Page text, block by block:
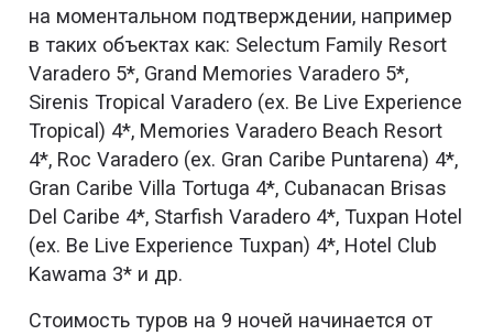
на моментальном подтверждении, например
в таких объектах как: Selectum Family Resort
Varadero 5*, Grand Memories Varadero 5*,
Sirenis Tropical Varadero (ex. Be Live Experience
Tropical) 4*, Memories Varadero Beach Resort
4*, Roc Varadero (ex. Gran Caribe Puntarena) 4*,
Gran Caribe Villa Tortuga 4*, Cubanacan Brisas
Del Caribe 4*, Starfish Varadero 4*, Tuxpan Hotel
(ex. Be Live Experience Tuxpan) 4*, Hotel Club
Kawama 3* и др.
Стоимость туров на 9 ночей начинается от